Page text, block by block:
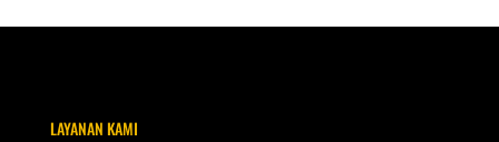
LAYANAN KAMI